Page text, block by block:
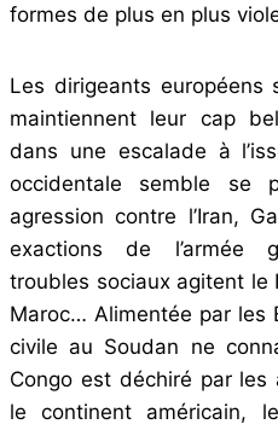
formes de plus en plus
Les dirigeants européens
maintiennent leur cap
dans une escalade à
occidentale semble se
agression contre l’Iran,
exactions de l’armée
troubles sociaux agitent le
Maroc… Alimentée par les
civile au Soudan ne
Congo est déchiré par les
le continent américain,